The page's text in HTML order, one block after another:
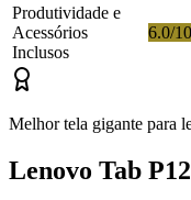
Produtividade e
Acessórios
Inclusos
6.0/10
Melhor tela gigante para
Lenovo Tab